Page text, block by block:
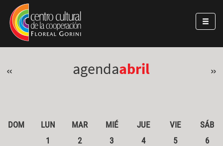
Pasar al contenido principal
Jump to main content
« agendaabril »
DOM LUN MAR MIÉ JUE VIE
SÁB
1
2 3 4 5
6